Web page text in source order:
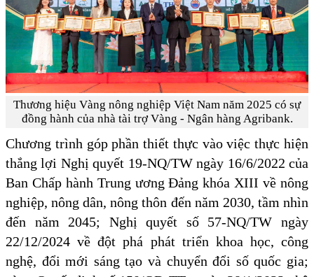
Thương hiệu Vàng nông nghiệp Việt Nam năm 2025 có sự
đồng hành của nhà tài trợ Vàng - Ngân hàng Agribank.
Chương trình góp phần thiết thực vào việc thực hiện
thắng lợi Nghị quyết 19-NQ/TW ngày 16/6/2022 của
Ban Chấp hành Trung ương Đảng khóa XIII về nông
nghiệp, nông dân, nông thôn đến năm 2030, tầm nhìn
đến năm 2045; Nghị quyết số 57-NQ/TW ngày
22/12/2024 về đột phá phát triển khoa học, công
nghệ, đổi mới sáng tạo và chuyển đổi số quốc gia;